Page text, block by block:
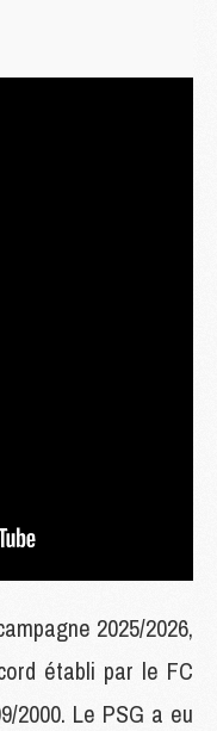
2025/2026,
établi par le FC
2000. Le PSG a eu